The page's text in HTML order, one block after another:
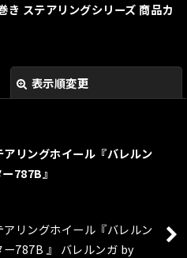
ステアリングシリーズ 商品カ
表示順変更
リングホイール『バレルン
787B』
リングホイール『バレルン
787B 』 バレルンガ by